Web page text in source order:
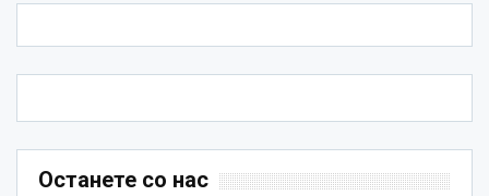
Останете со нас